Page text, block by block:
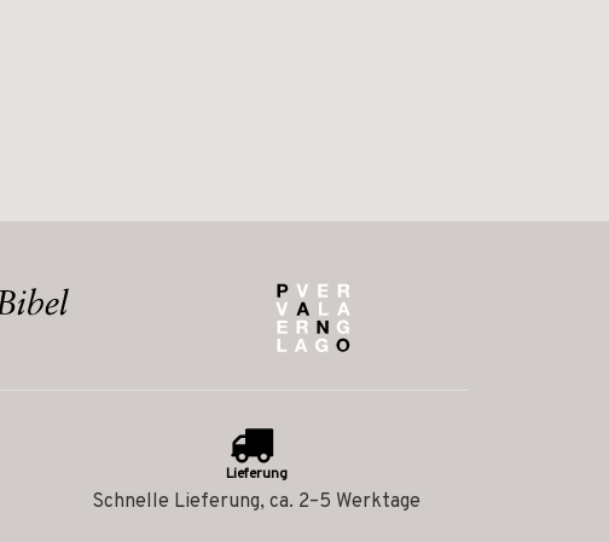
Lieferung
Schnelle Lieferung, ca. 2–5 Werktage